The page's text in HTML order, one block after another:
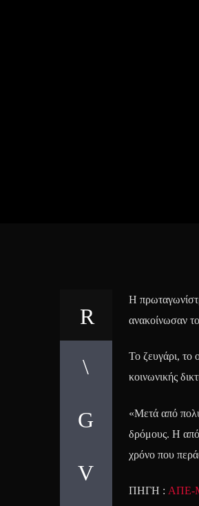
Η
ανακοίνωσαν
Το ζευγάρι, το
κοινωνικής
«Μετά από
δρόμους. Η
χρόνο που
ΠΗΓΗ : ΑΠΕ-